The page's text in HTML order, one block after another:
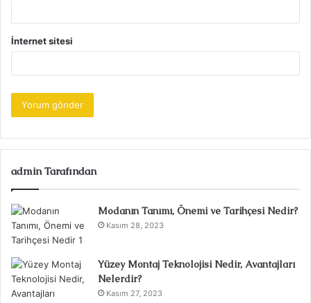
İnternet sitesi
admin Tarafından
Modanın Tanımı, Önemi ve Tarihçesi Nedir?
Kasım 28, 2023
Yüzey Montaj Teknolojisi Nedir, Avantajları
Nelerdir?
Kasım 27, 2023